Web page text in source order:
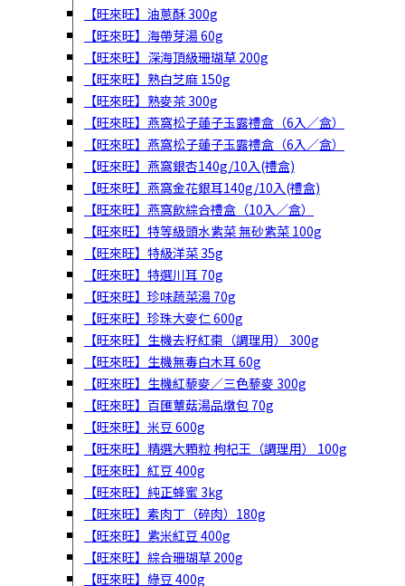
【旺來旺】油蔥酥 300g
【旺來旺】海帶芽湯 60g
【旺來旺】深海頂級珊瑚草 200g
【旺來旺】熟白芝麻 150g
【旺來旺】熟麥茶 300g
【旺來旺】燕窩松子蓮子玉露禮盒（6入／盒）
【旺來旺】燕窩松子蓮子玉露禮盒（6入／盒）
【旺來旺】燕窩銀杏140g/10入(禮盒)
【旺來旺】燕窩金花銀耳140g/10入(禮盒)
【旺來旺】燕窩飲綜合禮盒（10入／盒）
【旺來旺】特等級頭水紫菜 無砂紫菜 100g
【旺來旺】特級洋菜 35g
【旺來旺】特選川耳 70g
【旺來旺】珍味蔬菜湯 70g
【旺來旺】珍珠大麥仁 600g
【旺來旺】生機去籽紅棗（調理用） 300g
【旺來旺】生機無毒白木耳 60g
【旺來旺】生機紅藜麥／三色藜麥 300g
【旺來旺】百匯蕈菇湯品燉包 70g
【旺來旺】米豆 600g
【旺來旺】精選大顆粒 枸杞王（調理用） 100g
【旺來旺】紅豆 400g
【旺來旺】純正蜂蜜 3kg
【旺來旺】素肉丁（碎肉）180g
【旺來旺】紫米紅豆 400g
【旺來旺】綜合珊瑚草 200g
【旺來旺】綠豆 400g